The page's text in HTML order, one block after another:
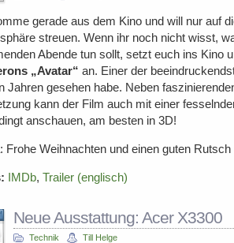
gerade aus dem Kino und will nur auf
streuen. Wenn ihr noch nicht wisst,
Abende tun sollt, setzt euch ins Kino
„Avatar“ an. Einer der
Jahren gesehen habe. Neben
kann der Film auch mit einer
anschauen, am besten in 3D!
Frohe Weihnachten und einen guten
IMDb, Trailer (englisch)
Neue Ausstattung: Acer X3300
Technik Till Helge